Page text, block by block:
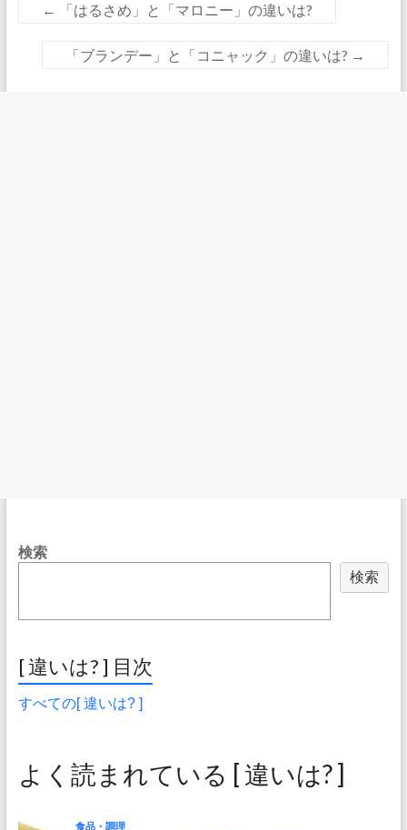
← 「はるさめ」と「マロニー」の違いは?
「ブランデー」と「コニャック」の違いは? →
検索
検索
[ 違いは? ] 目次
すべての[ 違いは? ]
よく読まれている [ 違いは? ]